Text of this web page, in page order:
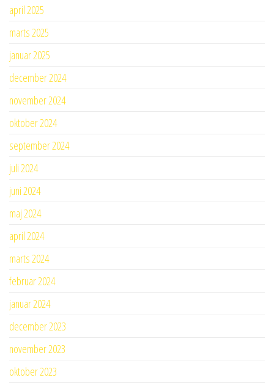
april 2025
marts 2025
januar 2025
december 2024
november 2024
oktober 2024
september 2024
juli 2024
juni 2024
maj 2024
april 2024
marts 2024
februar 2024
januar 2024
december 2023
november 2023
oktober 2023